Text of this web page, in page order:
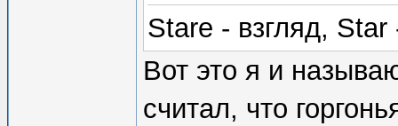
Stare - взгляд, Star
Вот это я и
считал, что